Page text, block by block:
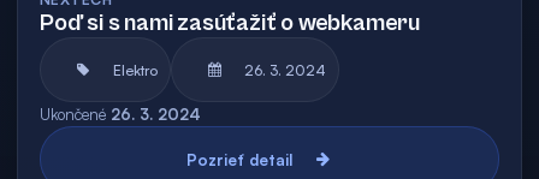
Poď si s nami zasúťažiť o webkameru
Elektro 26. 3. 2024
Ukončené 26. 3. 2024
Pozrieť detail